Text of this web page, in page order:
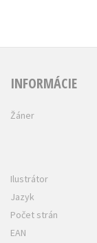
INFORMÁCIE
Žáner
Ilustrátor
Jazyk
Počet strán
EAN